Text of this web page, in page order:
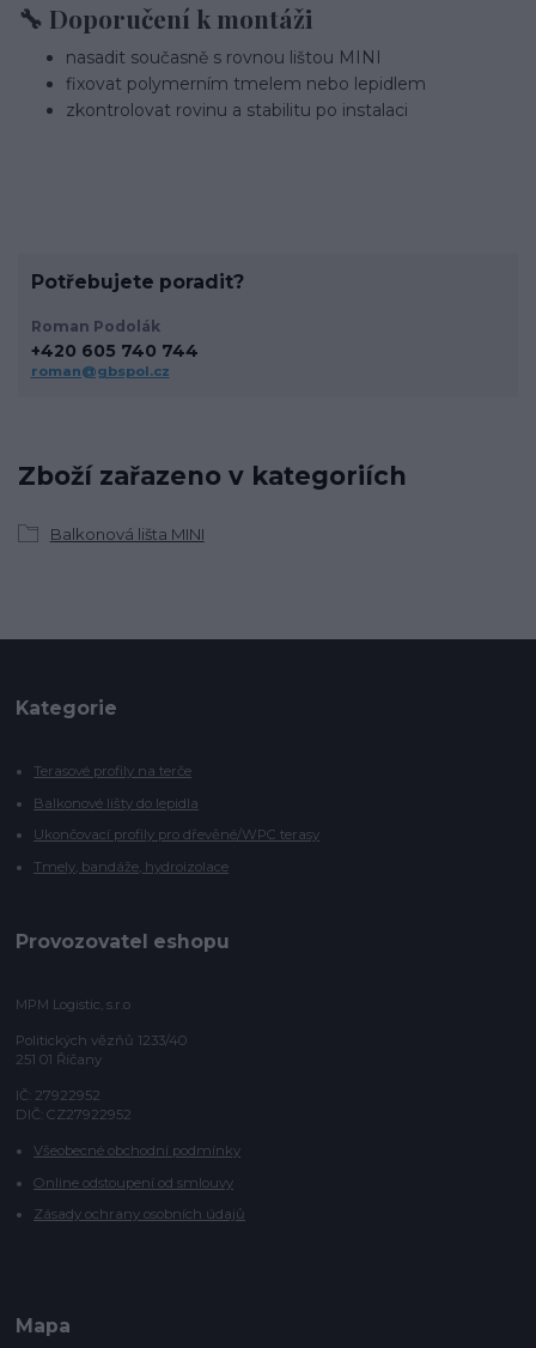
🔧 Doporučení k montáži
nasadit současně s rovnou lištou MINI
fixovat polymerním tmelem nebo lepidlem
zkontrolovat rovinu a stabilitu po instalaci
Zboží zařazeno v kategoriích
Balkonová lišta MINI
Potřebujete poradit?
Roman Podolák
+420 605 740 744
roman@gbspol.cz
Kategorie
Terasové profily na terče
Balkonové lišty do lepidla
Ukončovací profily pro dřevěné/WPC terasy
Tmely, bandáže, hydroizolace
Provozovatel eshopu
MPM Logistic, s.r.o
Politických vězňů 1233/40
251 01 Říčany
IČ: 27922952
DIČ: CZ27922952
Všeobecné obchodní podmínky
Online odstoupení od smlouvy
Zásady ochrany osobních údajů
Mapa